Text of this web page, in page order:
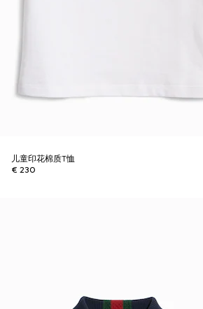
儿童印花棉质T恤
€ 230